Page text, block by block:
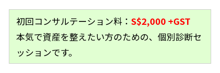
初回コンサルテーション料：S$2,000 +GST
本気で資産を整えたい方のための、個別診断セ
ッションです。